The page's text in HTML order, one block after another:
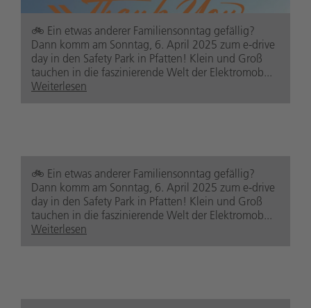
safetypark.suedtirolaltoadige
8 Monate zuvor
🚲️ Ein etwas anderer Familiensonntag gefällig?
Dann komm am Sonntag, 6. April 2025 zum e-drive
day in den Safety Park in Pfatten! Klein und Groß
tauchen in die faszinierende Welt der Elektromob...
Weiterlesen
🚲️ Ein etwas anderer Familiensonntag gefällig?
Dann komm am Sonntag, 6. April 2025 zum e-drive
day in den Safety Park in Pfatten! Klein und Groß
tauchen in die faszinierende Welt der Elektromob...
Weiterlesen